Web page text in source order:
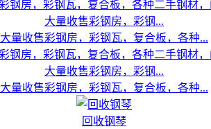
大量收售彩钢房，彩钢...
大量收售彩钢房，彩钢瓦，复合板，各种...
大量收售彩钢房，彩钢...
大量收售彩钢房，彩钢瓦，复合板，各种...
回收钢琴